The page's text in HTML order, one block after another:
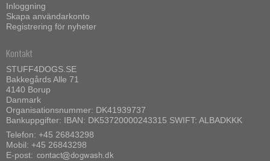
Inloggning
Skapa användarkonto
Registrering för nyheter
Kontakt
STUFF4DOGS.SE
Bakkegårds Alle 71
4140 Borup
Danmark
Organisationsnummer: DK41939737
Bankuppgifter: IBAN: DK53720000243315 SWIFT: ALBADKKK
Telefon: +45 26843298
Mobil: +45 26843298
E-post: